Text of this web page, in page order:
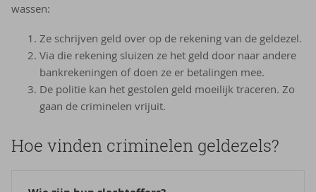
wassen:
Ze schrijven geld over op de rekening van de geldezel.
Via die rekening sluizen ze het geld door naar andere
bankrekeningen of doen ze er betalingen mee.
De politie kan het gestolen geld moeilijk traceren. Zo
gaan de criminelen vrijuit.
Hoe vin­den cri­mi­ne­len geld­ezels?